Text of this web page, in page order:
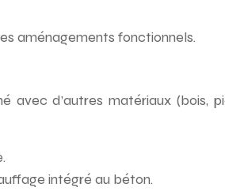
aménagements fonctionnels.
d’autres matériaux (bois,
intégré au béton.